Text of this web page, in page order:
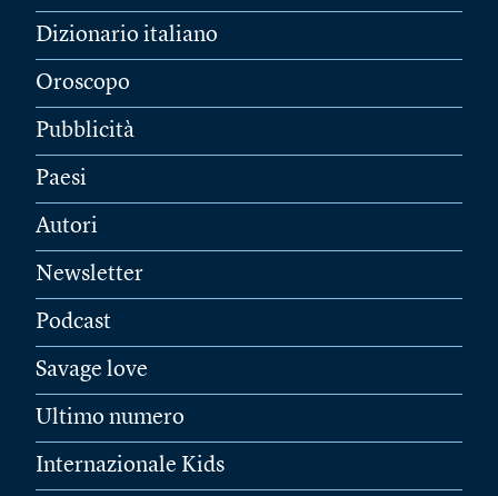
Dizionario italiano
Oroscopo
Pubblicità
Paesi
Autori
Newsletter
Podcast
Savage love
Ultimo numero
Internazionale Kids